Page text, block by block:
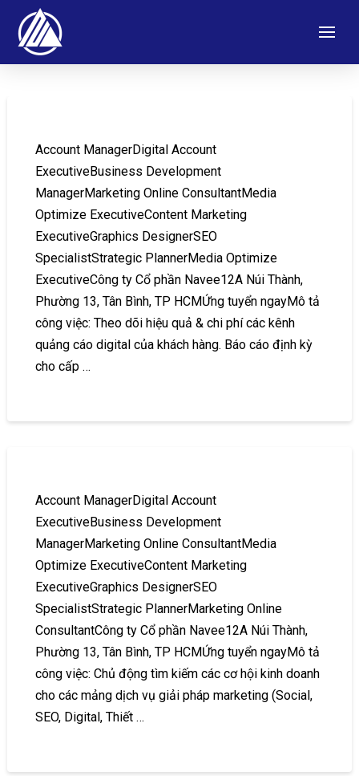
Account ManagerDigital Account
ExecutiveBusiness Development
ManagerMarketing Online ConsultantMedia
Optimize ExecutiveContent Marketing
ExecutiveGraphics DesignerSEO
SpecialistStrategic PlannerMedia Optimize
ExecutiveCông ty Cổ phần Navee12A Núi Thành,
Phường 13, Tân Bình, TP HCMỨng tuyển ngayMô tả
công việc: Theo dõi hiệu quả & chi phí các kênh
quảng cáo digital của khách hàng. Báo cáo định kỳ
cho cấp …
Account ManagerDigital Account
ExecutiveBusiness Development
ManagerMarketing Online ConsultantMedia
Optimize ExecutiveContent Marketing
ExecutiveGraphics DesignerSEO
SpecialistStrategic PlannerMarketing Online
ConsultantCông ty Cổ phần Navee12A Núi Thành,
Phường 13, Tân Bình, TP HCMỨng tuyển ngayMô tả
công việc: Chủ động tìm kiếm các cơ hội kinh doanh
cho các mảng dịch vụ giải pháp marketing (Social,
SEO, Digital, Thiết …